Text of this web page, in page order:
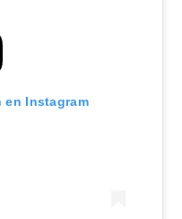
en Instagram